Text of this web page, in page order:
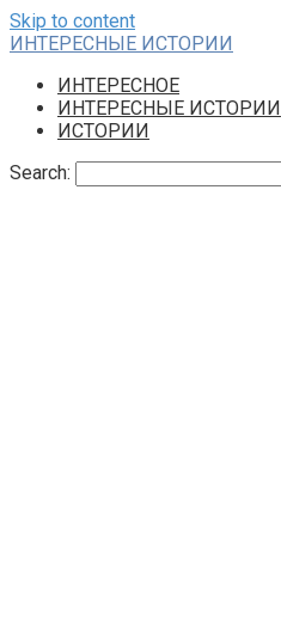
Skip to content
ИНТЕРЕСНЫЕ ИСТОРИИ
ИНТЕРЕСНОЕ
ИНТЕРЕСНЫЕ ИСТОРИИ
ИСТОРИИ
Search: